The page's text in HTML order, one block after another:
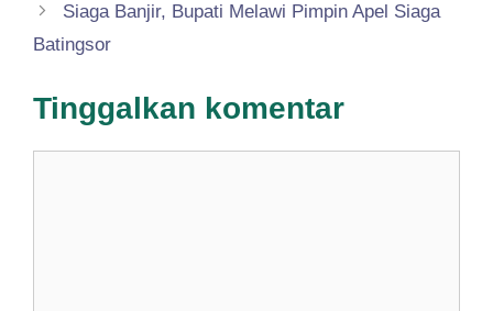
Siaga Banjir, Bupati Melawi Pimpin Apel Siaga
Batingsor
Tinggalkan komentar